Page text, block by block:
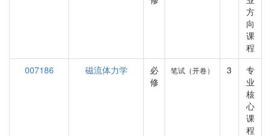
方
向
课
程
007186
磁流体力学
必
修
笔试（开卷） 3
专
业
核
心
课
程